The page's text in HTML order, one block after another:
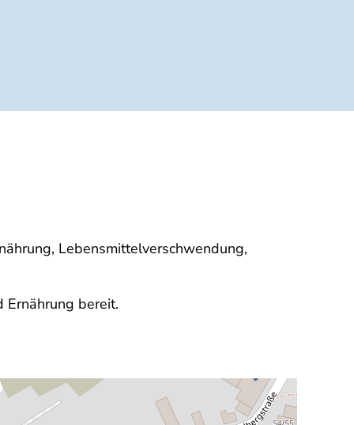
Lebensmittelverschwendung,
Ernährung bereit.